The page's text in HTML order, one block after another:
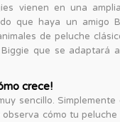
vienen en una
que haya un amigo
de peluche
que se adaptará
crece!
sencillo.
cómo tu